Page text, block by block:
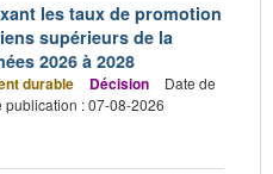
les taux de promotion
supérieurs de la
2026 à 2028
durable Décision
Date de
publication : 07-08-2026